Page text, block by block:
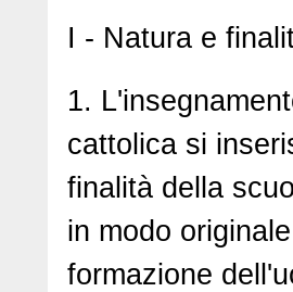
I - Natura e
1.
cattolica si
finalità della
in modo
formazione